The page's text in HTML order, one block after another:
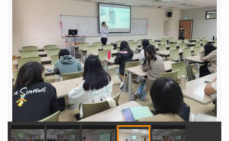
114.10.05 國際交流
114.12.17系週會